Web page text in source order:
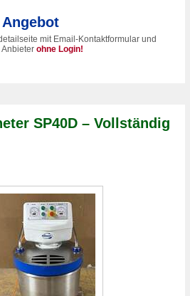
mit Email-Kontaktformular und
ohne Login!
SP40D – Vollständig